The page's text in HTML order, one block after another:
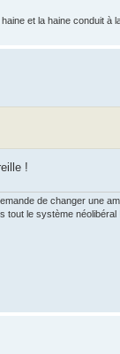
et la haine conduit à
!
de changer une
tout le système